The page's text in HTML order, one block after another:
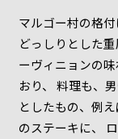
マルゴー村の格付
どっしりとした
ーヴィニョンの
おり、 料理も、
としたもの、例
のステーキに、